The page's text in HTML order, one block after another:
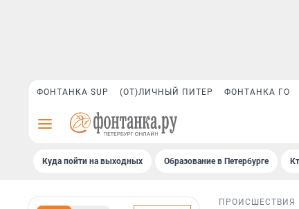
ФОНТАНКА SUP (ОТ)ЛИЧНЫЙ ПИТЕР ФОНТАНКА ГО
Куда пойти на выходных Образование в Петербурге
ПРОИСШЕСТВИЯ